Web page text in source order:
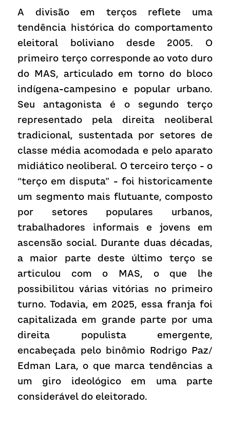
A divisão em terços reflete uma
tendência histórica do comportamento
eleitoral boliviano desde 2005. O
primeiro terço corresponde ao voto duro
do MAS, articulado em torno do bloco
indígena-campesino e popular urbano.
Seu antagonista é o segundo terço
representado pela direita neoliberal
tradicional, sustentada por setores de
classe média acomodada e pelo aparato
midiático neoliberal. O terceiro terço - o
“terço em disputa” - foi historicamente
um segmento mais flutuante, composto
por setores populares urbanos,
trabalhadores informais e jovens em
ascensão social. Durante duas décadas,
a maior parte deste último terço se
articulou com o MAS, o que lhe
possibilitou várias vitórias no primeiro
turno. Todavia, em 2025, essa franja foi
capitalizada em grande parte por uma
direita populista emergente,
encabeçada pelo binômio Rodrigo Paz/
Edman Lara, o que marca tendências a
um giro ideológico em uma parte
considerável do eleitorado.